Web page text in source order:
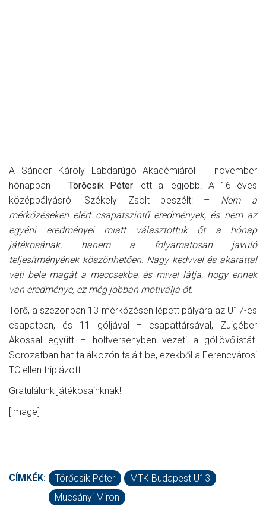
A Sándor Károly Labdarúgó Akadémiáról – november
hónapban – Törőcsik Péter lett a legjobb. A 16 éves
középpályásról Székely Zsolt beszélt: – Nem a
mérkőzéseken elért csapatszintű eredmények, és nem az
egyéni eredményei miatt választottuk őt a hónap
játékosának, hanem a folyamatosan javuló
teljesítményének köszönhetően. Nagy kedvvel és akarattal
veti bele magát a meccsekbe, és mivel látja, hogy ennek
van eredménye, ez még jobban motiválja őt.
Törő, a szezonban 13 mérkőzésen lépett pályára az U17-es
csapatban, és 11 góljával – csapattársával, Zuigéber
Ákossal együtt – holtversenyben vezeti a góllövőlistát.
Sorozatban hat találkozón talált be, ezekből a Ferencvárosi
TC ellen triplázott.
Gratulálunk játékosainknak!
[image]
CÍMKÉK: Törőcsik Péter
MTK Budapest U13
Mucsányi Miron